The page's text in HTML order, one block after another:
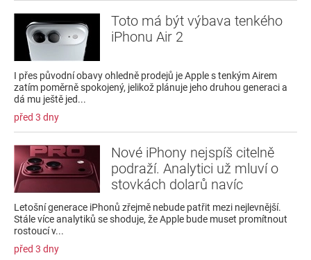
Toto má být výbava tenkého
iPhonu Air 2
I přes původní obavy ohledně prodejů je Apple s tenkým Airem
zatím poměrně spokojený, jelikož plánuje jeho druhou generaci a
dá mu ještě jed...
před 3 dny
Nové iPhony nejspíš citelně
podraží. Analytici už mluví o
stovkách dolarů navíc
Letošní generace iPhonů zřejmě nebude patřit mezi nejlevnější.
Stále více analytiků se shoduje, že Apple bude muset promítnout
rostoucí v...
před 3 dny